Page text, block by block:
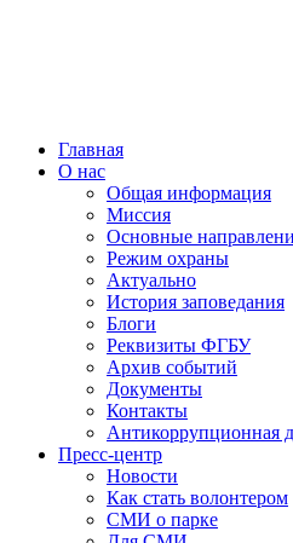
Главная
О нас
Общая информация
Миссия
Основные
Режим охраны
Актуально
История заповедания
Блоги
Реквизиты ФГБУ
Архив событий
Документы
Контакты
Антикоррупционная
Пресс-центр
Новости
Как стать волонтером
СМИ о парке